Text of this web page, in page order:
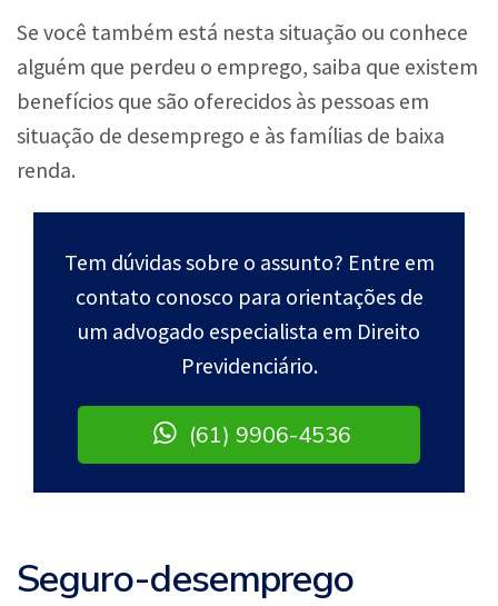
Se você também está nesta situação ou conhece
alguém que perdeu o emprego, saiba que existem
benefícios que são oferecidos às pessoas em
situação de desemprego e às famílias de baixa
renda.
Tem dúvidas sobre o assunto? Entre em
contato conosco para orientações de
um advogado especialista em Direito
Previdenciário.
(61) 9906-4536
Seguro-desemprego